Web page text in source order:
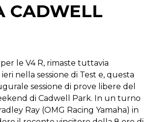
CADWELL
le V4 R, rimaste tuttavia
nella sessione di Test e, questa
sessione di prove libere del
di Cadwell Park. In un turno
Ray (OMG Racing Yamaha) in